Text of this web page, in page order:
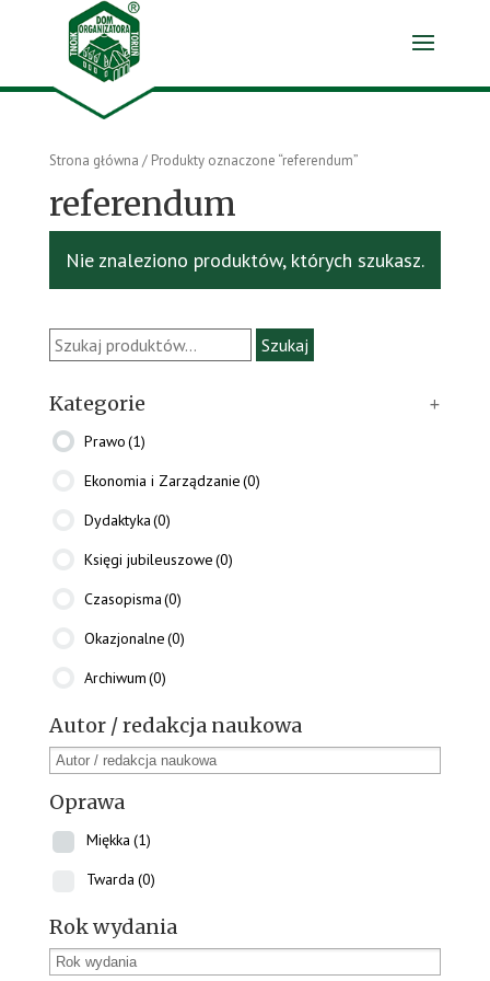
Strona główna / Produkty oznaczone “referendum”
referendum
Nie znaleziono produktów, których szukasz.
Szukaj: Szukaj
Kategorie +
Prawo(1)
Ekonomia i Zarządzanie(0)
Dydaktyka(0)
Księgi jubileuszowe(0)
Czasopisma(0)
Okazjonalne(0)
Archiwum(0)
Autor / redakcja naukowa
Oprawa
Miękka (1)
Twarda (0)
Rok wydania